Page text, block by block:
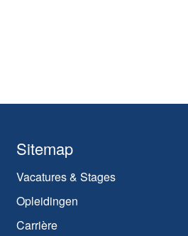
Sitemap
Vacatures & Stages
Opleidingen
Carrière